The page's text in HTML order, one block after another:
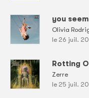
you
Olivia
le 26 juil.
Rotting
Zerre
le 25 juil.